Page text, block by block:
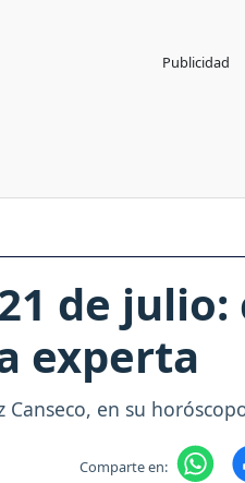
de
experta
Canseco, en su
Comparte en: